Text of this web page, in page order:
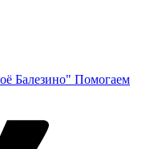
Балезино" Помогаем